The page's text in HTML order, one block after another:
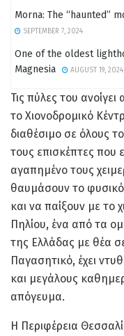
Morna: The “haunted”
SEPTEMBER 7, 2024
One of the oldest
Magnesia
AUGUST 19, 2024
Τις πύλες του
το Χιονοδρομικό
διαθέσιμο σε όλους
τους επισκέπτες που
αγαπημένο τους
θαυμάσουν το
και να παίξουν με το
Πηλίου, ένα από τα
της Ελλάδας με θέα
Παγασητικό, έχει
και μεγάλους
απόγευμα.
Η Περιφέρεια